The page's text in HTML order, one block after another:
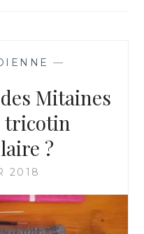
—
Mitaines
tricotin
?
2018